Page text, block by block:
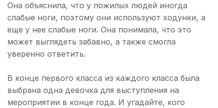
Она объяснила, что у пожилых людей иногда
слабые ноги, поэтому они используют ходунки, а
еще у нее слабые ноги. Она понимала, что это
может выглядеть забавно, а также смогла
уверенно ответить.
В конце первого класса из каждого класса была
выбрана одна девочка для выступления на
мероприятии в конце года. И угадайте, кого